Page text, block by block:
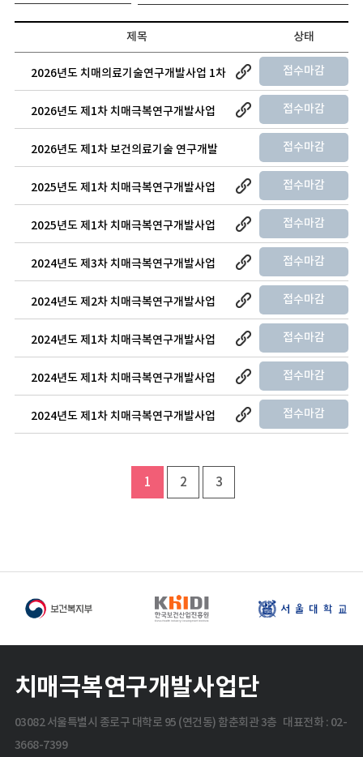
제목 상태
2026년도 치매의료기술연구개발사업 1차
신규과제 공모
접수마감
2026년도 제1차 치매극복연구개발사업
신규지원 대상과제 공고
접수마감
2026년도 제1차 보건의료기술 연구개발
사업 신규지원 대상과제 통합공고(치매의
료기술연구개발사업 RPF 포함)
접수마감
2025년도 제1차 치매극복연구개발사업
(글로벌 공동연구) 신규지원 대상과제 공
고
접수마감
2025년도 제1차 치매극복연구개발사업
(원인규명, 예방치료) 신규지원 대상과제
공고
접수마감
2024년도 제3차 치매극복연구개발사업
신규지원 대상과제 공고
접수마감
2024년도 제2차 치매극복연구개발사업
신규지원 대상과제 공고
접수마감
2024년도 제1차 치매극복연구개발사업
신규지원 대상과제 재공고
접수마감
2024년도 제1차 치매극복연구개발사업
(국제 공동) 신규지원 대상과제 공고
접수마감
2024년도 제1차 치매극복연구개발사업
(원인규명, 예측진단, 예방치료) 신규지원
접수마감
1 2 3
치매극복연구개발사업단
03082 서울특별시 종로구 대학로 95 (연건동) 함춘회관 3층 대표전화 : 02-
3668-7399